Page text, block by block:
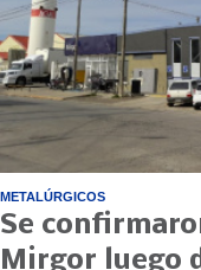
METALÚRGICOS
Se
Mirgor luego